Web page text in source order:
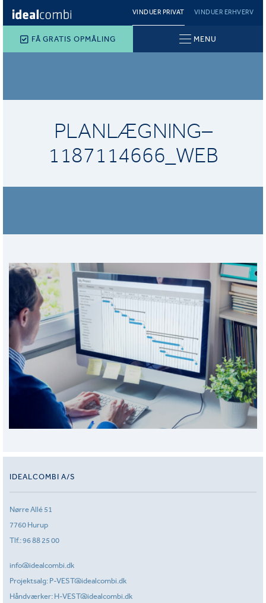
VINDUER PRIVAT VINDUER ERHVERV
FÅ GRATIS OPMÅLING MENU
PLANLÆGNING–
1187114666_WEB
IDEALCOMBI A/S
Nørre Allé 51
7760 Hurup
Tlf.:96 88 25 00
info@idealcombi.dk
Projektsalg: P-VEST@idealcombi.dk
Håndværker: H-VEST@idealcombi.dk